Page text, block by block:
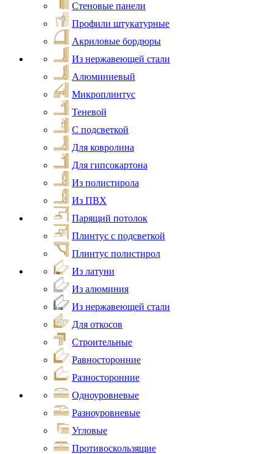
Стеновые панели
Профили штукатурные
Акриловые бордюры
Из нержавеющей стали
Алюминиевый
Микроплинтус
Теневой
С подсветкой
Для ковролина
Для гипсокартона
Из полистирола
Из ПВХ
Парящий потолок
Плинтус с подсветкой
Плинтус полистирол
Из латуни
Из алюминия
Из нержавеющей стали
Для откосов
Строительные
Равносторонние
Разносторонние
Одноуровневые
Разноуровневые
Угловые
Противоскользящие